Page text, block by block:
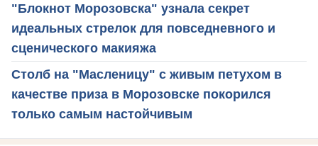
"Блокнот Морозовска" узнала секрет
идеальных стрелок для повседневного и
сценического макияжа
Столб на "Масленицу" с живым петухом в
качестве приза в Морозовске покорился
только самым настойчивым